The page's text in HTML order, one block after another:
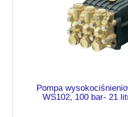
Pompa
WS102, 100 bar- 21